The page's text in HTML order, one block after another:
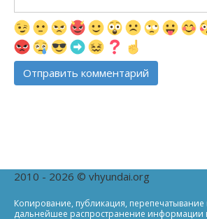
2010 - 2026 © vhyundai.org
Копирование, публикация, перепечатывание
дальнейшее распространение информации